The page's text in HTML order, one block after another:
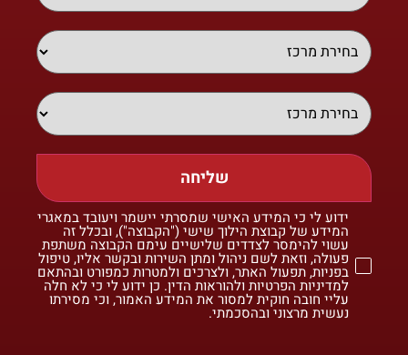
שליחה
ידוע לי כי המידע האישי שמסרתי יישמר ויעובד במאגרי
המידע של קבוצת הילוך שישי ("הקבוצה"), ובכלל זה
עשוי להימסר לצדדים שלישיים עימם הקבוצה משתפת
פעולה, וזאת לשם ניהול ומתן השירות ובקשר אליו, טיפול
בפניות, תפעול האתר, ולצרכים ולמטרות כמפורט ובהתאם
למדיניות הפרטיות ולהוראות הדין. כן ידוע לי כי לא חלה
עליי חובה חוקית למסור את המידע האמור, וכי מסירתו
נעשית מרצוני ובהסכמתי.